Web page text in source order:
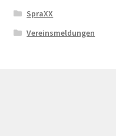
SpraXX
Vereinsmeldungen